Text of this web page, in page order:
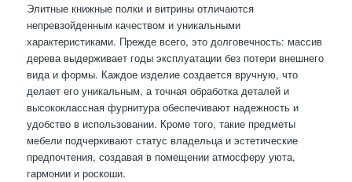
Элитные книжные полки и витрины отличаются
непревзойденным качеством и уникальными
характеристиками. Прежде всего, это долговечность: массив
дерева выдерживает годы эксплуатации без потери внешнего
вида и формы. Каждое изделие создается вручную, что
делает его уникальным, а точная обработка деталей и
высококлассная фурнитура обеспечивают надежность и
удобство в использовании. Кроме того, такие предметы
мебели подчеркивают статус владельца и эстетические
предпочтения, создавая в помещении атмосферу уюта,
гармонии и роскоши.